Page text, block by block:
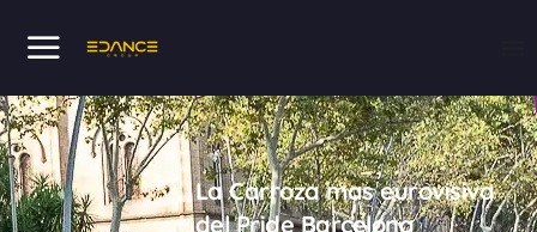
La Carroza mas eurovisiva
del Pride Barcelona